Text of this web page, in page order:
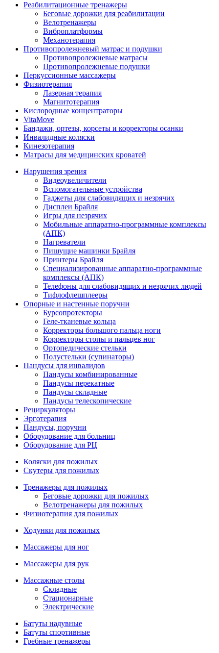
Реабилитационные тренажеры
Беговые дорожки для реабилитации
Велотренажеры
Виброплатформы
Механотерапия
Противопролежневый матрас и подушки
Противопролежневые матрасы
Противопролежневые подушки
Перкуссионные массажеры
Физиотерапия
Лазерная терапия
Магнитотерапия
Кислородные концентраторы
VitaMove
Бандажи, ортезы, корсеты и корректоры осанки
Инвалидные коляски
Кинезотерапия
Матрасы для медицинских кроватей
Нарушения зрения
Видеоувеличители
Вспомогательные устройства
Гаджеты для слабовидящих и незрячих
Дисплеи Брайля
Игры для незрячих
Мобильные аппаратно-программные комплексы
(АПК)
Нагреватели
Пишущие машинки Брайля
Принтеры Брайля
Специализированные аппаратно-программные
комплексы (АПК)
Телефоны для слабовидящих и незрячих людей
Тифлофлешплееры
Опорные и настенные поручни
Бурсопротекторы
Геле-тканевые кольца
Корректоры большого пальца ноги
Корректоры стопы и пальцев ног
Ортопедические стельки
Полустельки (супинаторы)
Пандусы для инвалидов
Пандусы комбинированные
Пандусы перекатные
Пандусы складные
Пандусы телескопические
Рециркуляторы
Эрготерапия
Пандусы, поручни
Оборудование для больниц
Оборудование для РЦ
Коляски для пожилых
Скутеры для пожилых
Тренажеры для пожилых
Беговые дорожки для пожилых
Велотренажеры для пожилых
Физиотерапия для пожилых
Ходунки для пожилых
Массажеры для ног
Массажеры для рук
Массажные столы
Складные
Стационарные
Электрические
Батуты надувные
Батуты спортивные
Гребные тренажеры